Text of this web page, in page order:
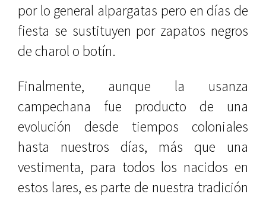
por lo general alpargatas pero en días de
fiesta se sustituyen por zapatos negros
de charol o botín.
Finalmente, aunque la usanza
campechana fue producto de una
evolución desde tiempos coloniales
hasta nuestros días, más que una
vestimenta, para todos los nacidos en
estos lares, es parte de nuestra tradición